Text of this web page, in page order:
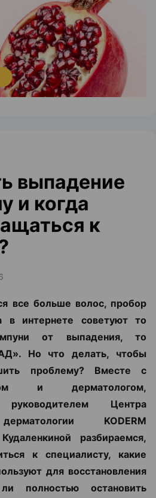
РЕКЛАМА НА САЙТЕ
выпадение
и когда
к
все больше волос, пробор
в интернете советуют то
от выпадения, то
Но что делать, чтобы
проблему? Вместе с
и дерматологом,
Центра
KODERM
разбираемся,
к специалисту, какие
для восстановления
полностью остановить